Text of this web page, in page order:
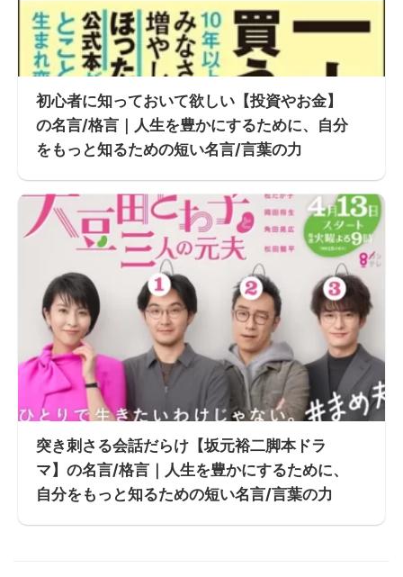
初心者に知っておいて欲しい【投資やお金】
の名言/格言｜人生を豊かにするために、自分
をもっと知るための短い名言/言葉の力
突き刺さる会話だらけ【坂元裕二脚本ドラ
マ】の名言/格言｜人生を豊かにするために、
自分をもっと知るための短い名言/言葉の力